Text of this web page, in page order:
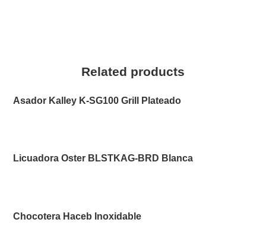
Related products
Asador Kalley K-SG100 Grill Plateado
Licuadora Oster BLSTKAG-BRD Blanca
Chocotera Haceb Inoxidable